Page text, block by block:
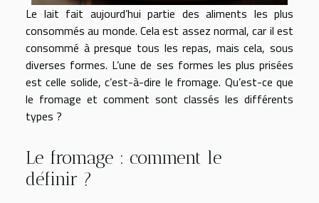
Le lait fait aujourd’hui partie des aliments les plus
consommés au monde. Cela est assez normal, car il est
consommé à presque tous les repas, mais cela, sous
diverses formes. L’une de ses formes les plus prisées
est celle solide, c’est-à-dire le fromage. Qu’est-ce que
le fromage et comment sont classés les différents
types ?
Le fromage : comment le
définir ?